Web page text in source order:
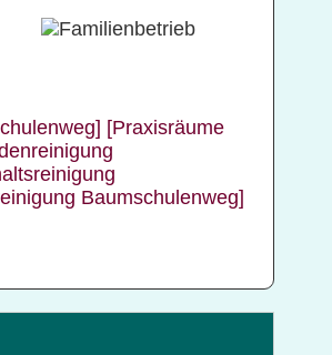
[Praxisräume
Baumschulenweg]